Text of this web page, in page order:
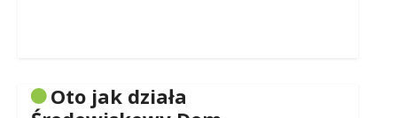
Oto jak działa